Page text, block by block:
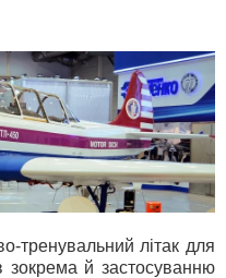
тренувальний літак для
зокрема й застосуванню